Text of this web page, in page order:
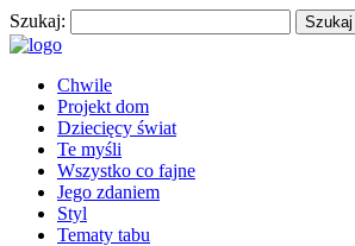
Szukaj:
Chwile
Projekt dom
Dziecięcy świat
Te myśli
Wszystko co fajne
Jego zdaniem
Styl
Tematy tabu